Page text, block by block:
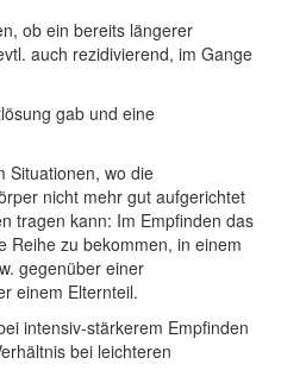
ob ein bereits längerer
auch rezidivierend, im Gange
gab und eine
Situationen, wo die
nicht mehr gut aufgerichtet
tragen kann: Im Empfinden das
Reihe zu bekommen, in einem
gegenüber einer
einem Elternteil.
intensiv-stärkerem Empfinden
bei leichteren